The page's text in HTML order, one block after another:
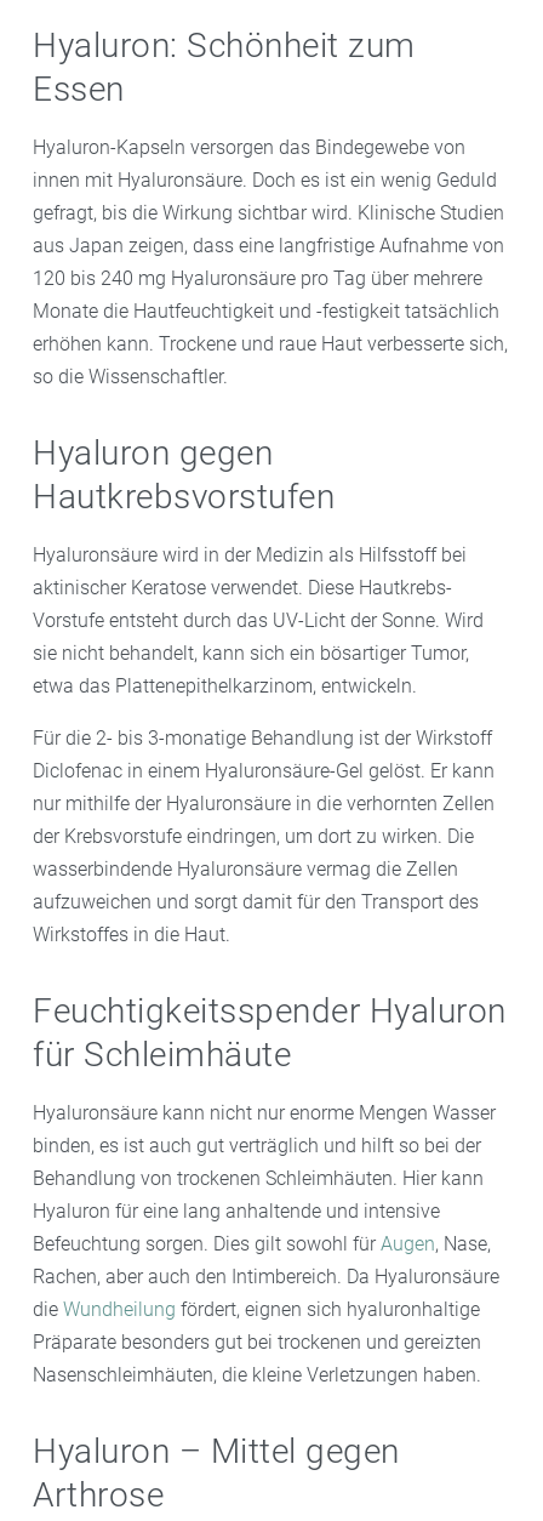
Hyaluron: Schönheit zum
Essen
Hyaluron-Kapseln versorgen das Bindegewebe von
innen mit Hyaluronsäure. Doch es ist ein wenig Geduld
gefragt, bis die Wirkung sichtbar wird. Klinische Studien
aus Japan zeigen, dass eine langfristige Aufnahme von
120 bis 240 mg Hyaluronsäure pro Tag über mehrere
Monate die Hautfeuchtigkeit und -festigkeit tatsächlich
erhöhen kann. Trockene und raue Haut verbesserte sich,
so die Wissenschaftler.
Hyaluron gegen
Hautkrebsvorstufen
Hyaluronsäure wird in der Medizin als Hilfsstoff bei
aktinischer Keratose verwendet. Diese Hautkrebs-
Vorstufe entsteht durch das UV-Licht der Sonne. Wird
sie nicht behandelt, kann sich ein bösartiger Tumor,
etwa das Plattenepithelkarzinom, entwickeln.
Für die 2- bis 3-monatige Behandlung ist der Wirkstoff
Diclofenac in einem Hyaluronsäure-Gel gelöst. Er kann
nur mithilfe der Hyaluronsäure in die verhornten Zellen
der Krebsvorstufe eindringen, um dort zu wirken. Die
wasserbindende Hyaluronsäure vermag die Zellen
aufzuweichen und sorgt damit für den Transport des
Wirkstoffes in die Haut.
Feuchtigkeitsspender Hyaluron
für Schleimhäute
Hyaluronsäure kann nicht nur enorme Mengen Wasser
binden, es ist auch gut verträglich und hilft so bei der
Behandlung von trockenen Schleimhäuten. Hier kann
Hyaluron für eine lang anhaltende und intensive
Befeuchtung sorgen. Dies gilt sowohl für Augen, Nase,
Rachen, aber auch den Intimbereich. Da Hyaluronsäure
die Wundheilung fördert, eignen sich hyaluronhaltige
Präparate besonders gut bei trockenen und gereizten
Nasenschleimhäuten, die kleine Verletzungen haben.
Hyaluron – Mittel gegen
Arthrose